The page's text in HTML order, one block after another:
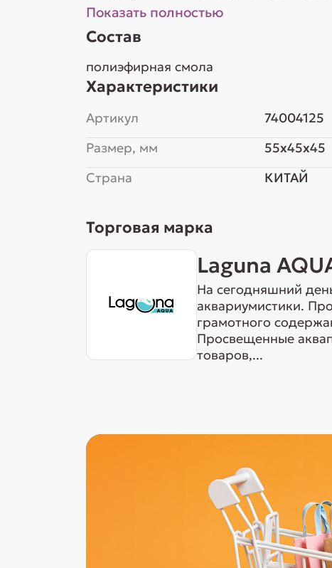
Показать полностью
Состав
полиэфирная смола
Характеристики
Артикул
74004125
Размер, мм
55x45x45
Страна
КИТАЙ
Торговая марка
Laguna
На сегодняшний
аквариумистики.
грамотного
Просвещенные
товаров,...